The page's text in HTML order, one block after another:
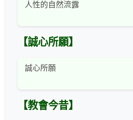
人性的自然流露
【誠心所願】
誠心所願
【教會今昔】